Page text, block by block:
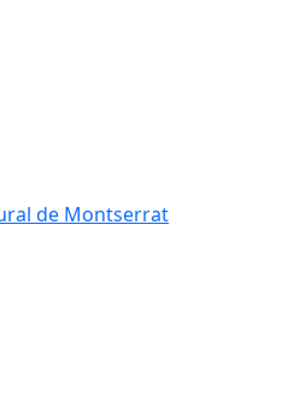
de Montserrat